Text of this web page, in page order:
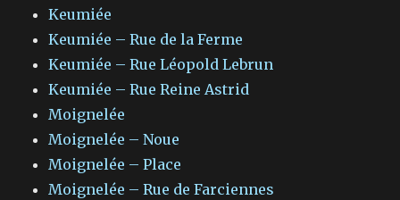
Keumiée
Keumiée – Rue de la Ferme
Keumiée – Rue Léopold Lebrun
Keumiée – Rue Reine Astrid
Moignelée
Moignelée – Noue
Moignelée – Place
Moignelée – Rue de Farciennes